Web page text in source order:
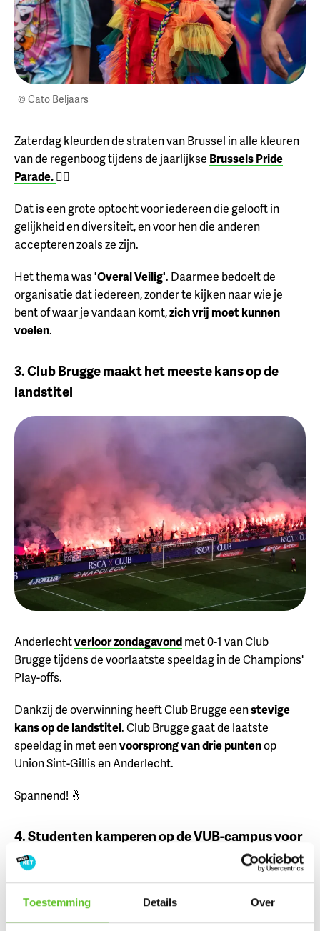
Toestemming Details Over
© Cato Beljaars
Zaterdag kleurden de straten van Brussel in alle kleuren
van de regenboog tijdens de jaarlijkse Brussels Pride
Parade.🏳️‍🌈
Dat is een grote optocht voor iedereen die gelooft in
gelijkheid en diversiteit, en voor hen die anderen
accepteren zoals ze zijn.
Het thema was'Overal Veilig'. Daarmee bedoelt de
organisatie dat iedereen, zonder te kijken naar wie je
bent of waar je vandaan komt,zich vrij moet kunnen
voelen.⁠
3. Club Brugge maakt het meeste kans op de
landstitel
Anderlechtverloor zondagavondmet 0-1 van Club
Brugge tijdens de voorlaatste speeldag in de Champions'
Play-offs.
Dankzij de overwinning heeft Club Brugge eenstevige
kans op de landstitel. Club Brugge gaat de laatste
speeldag in met eenvoorsprong van drie puntenop
Union Sint-Gillis en Anderlecht.
Spannend! 🤞
4. Studenten kamperen op de VUB-campus voor
Palestina